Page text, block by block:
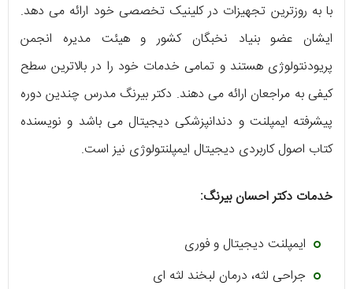
با به روزترین تجهیزات در کلینیک تخصصی خود ارائه می‌ دهد.
ایشان عضو بنیاد نخبگان کشور و هیئت مدیره انجمن
پریودنتولوژی هستند و تمامی خدمات خود را در بالاترین سطح
کیفی به مراجعان ارائه می‌ دهند. دکتر بیرنگ مدرس چندین دوره
پیشرفته ایمپلنت و دندانپزشکی دیجیتال می‌ باشد و نویسنده
کتاب اصول کاربردی دیجیتال ایمپلنتولوژی نیز است.
خدمات دکتر احسان بیرنگ:
ایمپلنت دیجیتال و فوری
جراحی لثه، درمان لبخند لثه‌ ای